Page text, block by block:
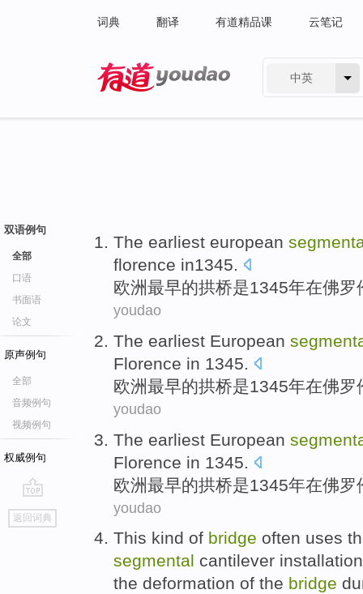
词典 翻译 有道精品课 云笔记
中英
双语例句
全部
口语
书面语
论文
原声例句
全部
音频例句
视频例句
权威例句
go
top
返回词典
The earliest european
florence in1345.
欧洲最早的拱桥是1345年在佛罗
youdao
The earliest European
Florence in 1345.
欧洲最早的拱桥是1345年在佛罗
youdao
The earliest European
Florence in 1345.
欧洲最早的拱桥是1345年在佛罗
youdao
This kind of bridge often uses
segmental cantilever
the deformation of the bridge